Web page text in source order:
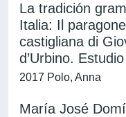
La tradición
Italia: Il
castigliana di
d’Urbino.
2017 Polo, Anna
María José